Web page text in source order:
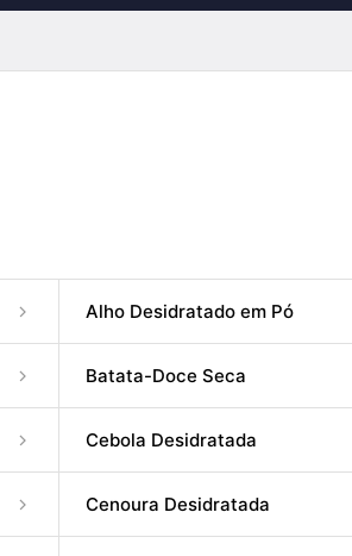
Alho Desidratado em Pó
Batata-Doce Seca
Cebola Desidratada
Cenoura Desidratada